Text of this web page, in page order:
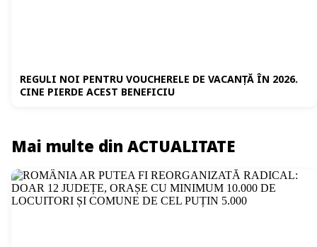
REGULI NOI PENTRU VOUCHERELE DE VACANȚĂ ÎN 2026.
CINE PIERDE ACEST BENEFICIU
Mai multe din ACTUALITATE